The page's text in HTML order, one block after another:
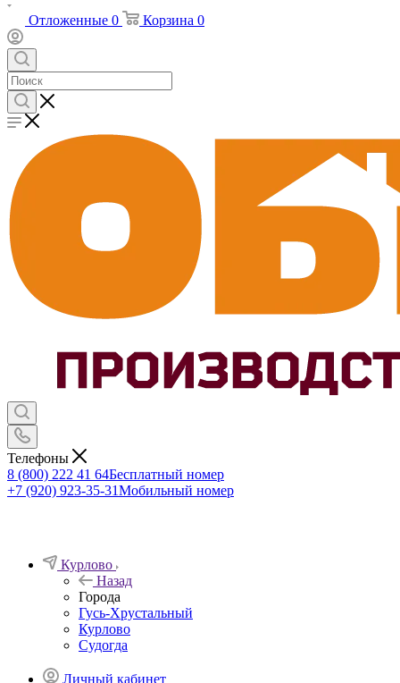
Отложенные 0 Корзина 0
Телефоны
8 (800) 222 41 64Бесплатный номер
+7 (920) 923-35-31Мобильный номер
Курлово
Назад
Города
Гусь-Хрустальный
Курлово
Судогда
Личный кабинет